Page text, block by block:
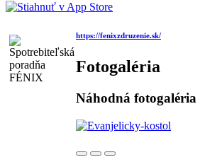
https://fenixzdruzenie.sk/
Fotogaléria
Náhodná fotogaléria